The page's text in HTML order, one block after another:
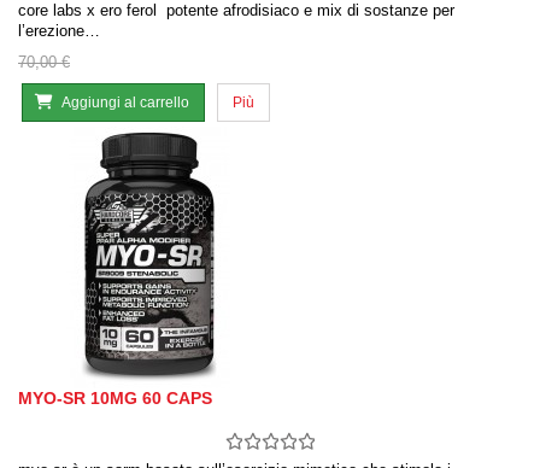
core labs x ero ferol potente afrodisiaco e mix di sostanze per
l’erezione…
70,00 €
Aggiungi al carrello Più
MYO-SR 10MG 60 CAPS